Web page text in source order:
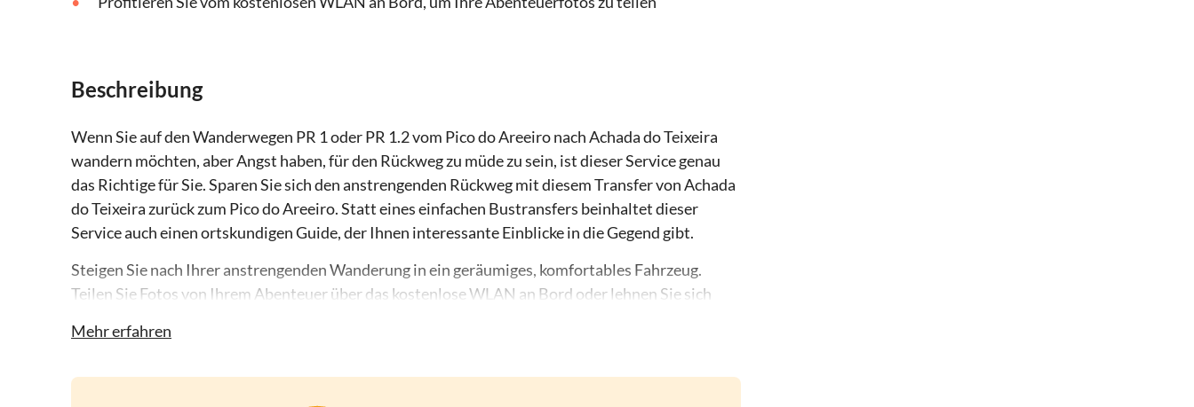
Beschreibung
Wenn Sie auf den Wanderwegen PR 1 oder PR 1.2 vom Pico do Areeiro nach Achada do Teixeira
wandern möchten, aber Angst haben, für den Rückweg zu müde zu sein, ist dieser Service genau
das Richtige für Sie. Sparen Sie sich den anstrengenden Rückweg mit diesem Transfer von Achada
do Teixeira zurück zum Pico do Areeiro. Statt eines einfachen Bustransfers beinhaltet dieser
Service auch einen ortskundigen Guide, der Ihnen interessante Einblicke in die Gegend gibt.
Steigen Sie nach Ihrer anstrengenden Wanderung in ein geräumiges, komfortables Fahrzeug.
Teilen Sie Fotos von Ihrem Abenteuer über das kostenlose WLAN an Bord oder lehnen Sie sich
Fenster. Lehnen Sie sich zurück und entspannen Sie sich, während ein professioneller Fahrer sich
Mehr erfahren